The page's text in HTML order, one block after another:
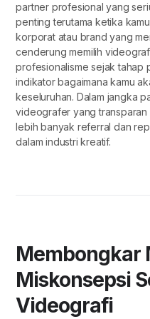
partner profesional yang
penting terutama ketika
korporat atau brand yang
cenderung memilih
profesionalisme sejak tahap
indikator bagaimana kamu
keseluruhan. Dalam jangka
videografer yang
lebih banyak referral dan
dalam industri kreatif.
Membongkar
Miskonsepsi
Videografi